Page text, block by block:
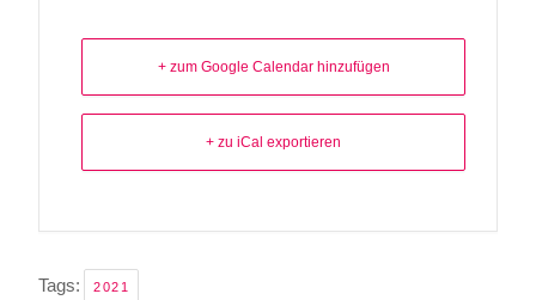
+ zum Google Calendar hinzufügen
+ zu iCal exportieren
Tags: 2021